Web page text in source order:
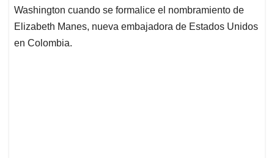
Washington cuando se formalice el nombramiento de
Elizabeth Manes, nueva embajadora de Estados Unidos
en Colombia.